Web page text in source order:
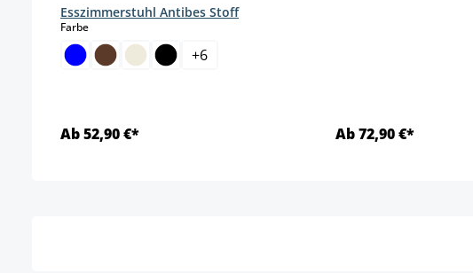
Esszimmerstuhl Antibes Stoff
Farbeauswählen
+6
Ab 52,90 €* Ab 72,90 €*